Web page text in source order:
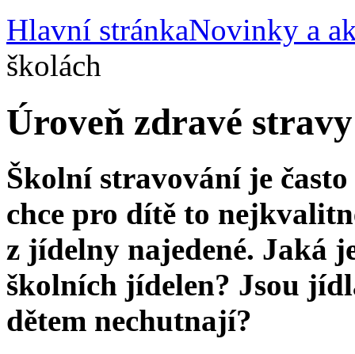
Hlavní stránkaNovinky a
školách
Úroveň zdravé
Školní stravování je
chce pro dítě to
z jídelny najedené. Jaká
školních jídelen? Jsou
dětem nechutnají?